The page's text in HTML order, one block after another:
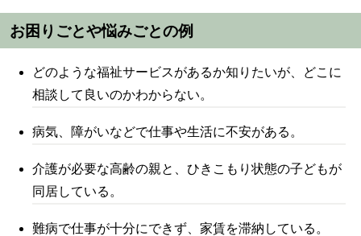
お困りごとや悩みごとの例
どのような福祉サービスがあるか知りたいが、どこに
相談して良いのかわからない。
病気、障がいなどで仕事や生活に不安がある。
介護が必要な高齢の親と、ひきこもり状態の子どもが
同居している。
難病で仕事が十分にできず、家賃を滞納している。